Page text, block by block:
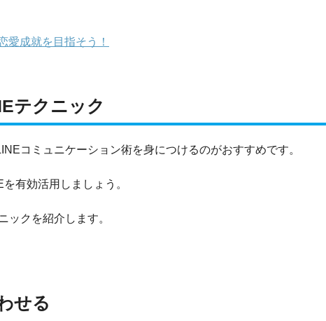
愛成就を目指そう！
テクニック
コミュニケーション術を身につけるのがおすすめです。
有効活用しましょう。
ックを紹介します。
せる